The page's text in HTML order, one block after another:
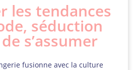
les tendances
séduction
s’assumer
fusionne avec la culture